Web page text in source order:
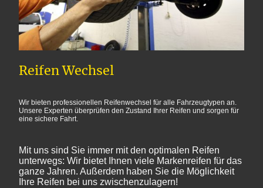
Reifen Wechsel
Wir bieten professionellen Reifenwechsel für alle Fahrzeugtypen an.
Unsere Experten überprüfen den Zustand Ihrer Reifen und sorgen für
eine sichere Fahrt.
Mit uns sind Sie immer mit den optimalen Reifen
unterwegs: Wir bietet Ihnen viele Markenreifen für das
ganze Jahren. Außerdem haben Sie die Möglichkeit
Ihre Reifen bei uns zwischenzulagern!